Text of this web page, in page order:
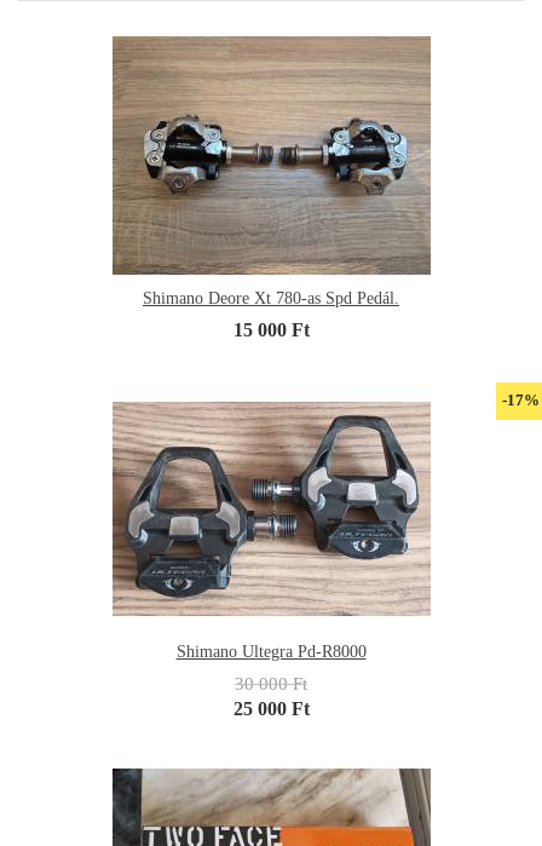
Shimano Deore Xt 780-as Spd Pedál.
15 000 Ft
-17%
Shimano Ultegra Pd-R8000
30 000 Ft
25 000 Ft